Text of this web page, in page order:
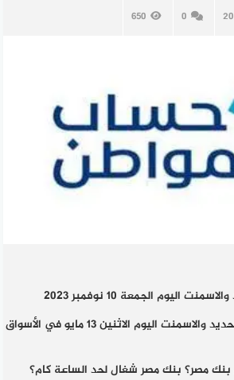
0
650
اليوم الجمعة 10 نوفمبر 2023
تعرف على اسعار الحديد والاسمنت اليوم الاثنين 13 مايو في الأسواق
مصر؟ بنك مصر شغال لحد الساعة كام؟